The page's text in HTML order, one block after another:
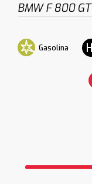
BMW F 800 GT
Gasolina